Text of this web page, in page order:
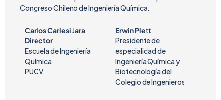
Congreso Chileno de Ingeniería Química.
Carlos Carlesi Jara
Director
Escuela de Ingeniería
Química
PUCV
Erwin Plett
Presidente de
especialidad de
Ingeniería Química y
Biotecnología del
Colegio de Ingenieros